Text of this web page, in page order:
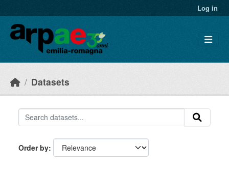
Log in
Datasets
Order by